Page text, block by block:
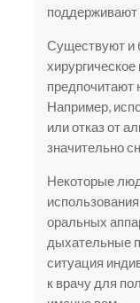
поддерживают
Существуют и
предпочитают
Например,
или отказ от
значительно
Некоторые
оральных
дыхательные
ситуация
к врачу для